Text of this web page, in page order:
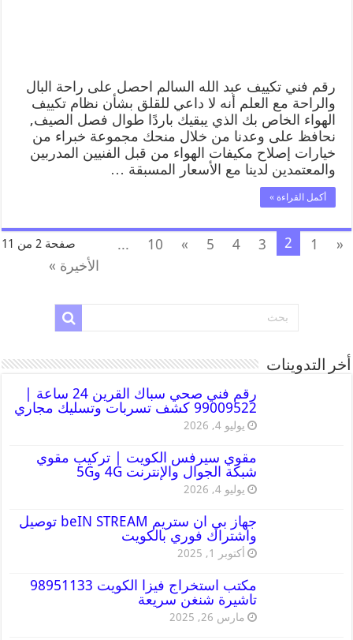
رقم فني تكييف عبد الله السالم احصل على راحة البال
والراحة مع العلم أنه لا داعي للقلق بشأن نظام تكييف
الهواء الخاص بك الذي يبقيك باردًا طوال فصل الصيف,
نحافظ على وعدنا من خلال منحك مجموعة خبراء من
خيارات إصلاح مكيفات الهواء من قبل الفنيين المدربين
والمعتمدين لدينا مع الأسعار المسبقة …
أكمل القراءة »
صفحة 2 من 11 «
1
2
3
4
5
»
10
...
الأخيرة »
أخر التدوينات
رقم فني صحي سباك القرين 24 ساعة |
99009522 كشف تسربات وتسليك مجاري
يوليو 4, 2026
مقوي سيرفس الكويت | تركيب مقوي
شبكة الجوال والإنترنت 4G و5G
يوليو 4, 2026
جهاز بي ان ستريم beIN STREAM توصيل
واشتراك فوري بالكويت
أكتوبر 1, 2025
مكتب استخراج فيزا الكويت 98951133
تاشيرة شنغن سريعة
مارس 26, 2025